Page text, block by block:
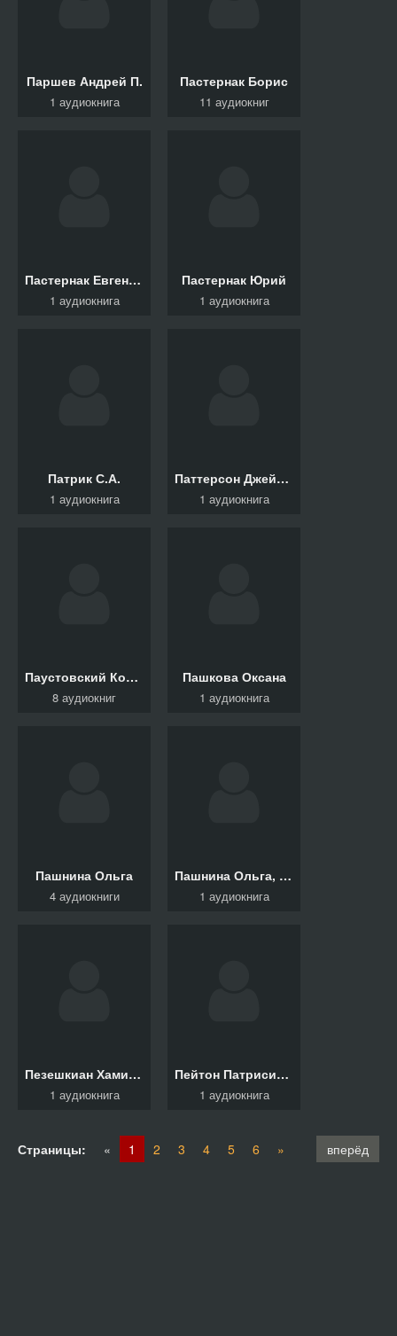
Паршев Андрей П.
1 аудиокнига
Пастернак Борис
11 аудиокниг
Пастернак Евгения, Жвалевский Андрей
1 аудиокнига
Пастернак Юрий
1 аудиокнига
Патрик С.А.
1 аудиокнига
Паттерсон Джеймс, Клинтон Билл
1 аудиокнига
Паустовский Константин Г.
8 аудиокниг
Пашкова Оксана
1 аудиокнига
Пашнина Ольга
4 аудиокниги
Пашнина Ольга, Одувалова Анна
1 аудиокнига
Пезешкиан Хамид, Фойгт Конни
1 аудиокнига
Пейтон Патрисия, Дэйл Клэр
1 аудиокнига
вперёд
Страницы: « 1 2 3 4 5 6 »